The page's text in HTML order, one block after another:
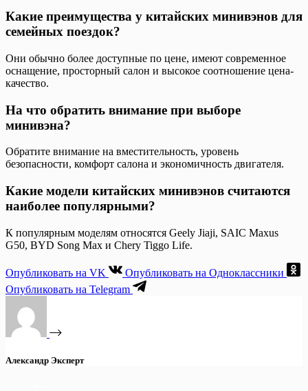
Какие преимущества у китайских минивэнов для
семейных поездок?
Они обычно более доступные по цене, имеют современное
оснащение, просторный салон и высокое соотношение цена-
качество.
На что обратить внимание при выборе
минивэна?
Обратите внимание на вместительность, уровень
безопасности, комфорт салона и экономичность двигателя.
Какие модели китайских минивэнов считаются
наиболее популярными?
К популярным моделям относятся Geely Jiaji, SAIC Maxus
G50, BYD Song Max и Chery Tiggo Life.
Опубликовать на VK
Опубликовать на Одноклассники
Опубликовать на Telegram
Александр Эксперт